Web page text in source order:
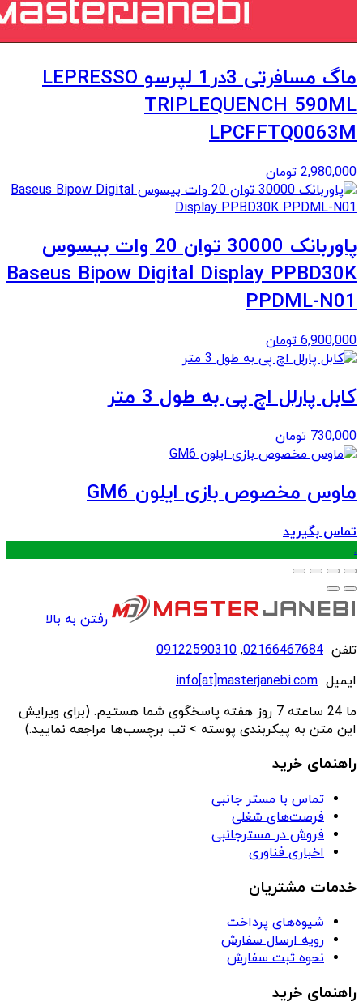
ماگ مسافرتی 3در1 لپرسو LEPRESSO
TRIPLEQUENCH 590ML
LPCFFTQ0063M
2,980,000 تومان
پاوربانک 30000 توان 20 وات بیسوس
Baseus Bipow Digital Display PPBD30K
PPDML-N01
6,900,000 تومان
کابل پارلل اچ پی به طول 3 متر
730,000 تومان
ماوس مخصوص بازی ایلون GM6
تماس بگیرید
.
رفتن به بالا
تلفن 02166467684
,
09122590310
ایمیل info[at]masterjanebi.com
ما 24 ساعته 7 روز هفته پاسخگوی شما هستیم. (برای ویرایش
این متن به پیکربندی پوسته > تب برچسب‌ها مراجعه نمایید.)
راهنمای خرید
تماس با مستر جانبی
فرصت‌های شغلی
فروش در مسترجانبی
اخباری فناوری
خدمات مشتریان
شیوه‌های پرداخت
رویه ارسال سفارش
نحوه ثبت سفارش
راهنمای خرید